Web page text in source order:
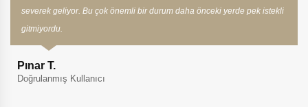
severek geliyor. Bu çok önemli bir durum daha önceki yerde pek istekli
gitmiyordu.
Pınar T.
Doğrulanmış Kullanıcı